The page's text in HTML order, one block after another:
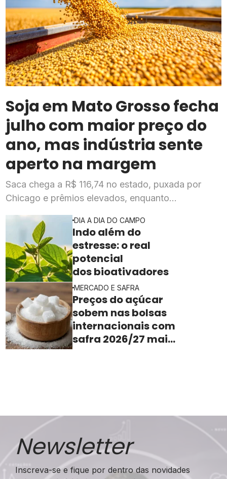
Soja em Mato Grosso fecha
julho com maior preço do
ano, mas indústria sente
aperto na margem
Saca chega a R$ 116,74 no estado, puxada por
Chicago e prêmios elevados, enquanto
rentabilidade
DIA A DIA DO CAMPO
Indo além do
estresse: o real
potencial
dos bioativadores
MERCADO E SAFRA
Preços do açúcar
sobem nas bolsas
internacionais com
safra 2026/27 mais
Newsletter
Inscreva-se e fique por dentro das novidades